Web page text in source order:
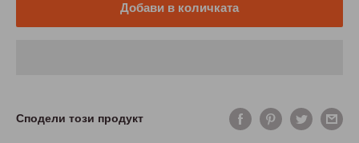
Добави в количката
Сподели този продукт